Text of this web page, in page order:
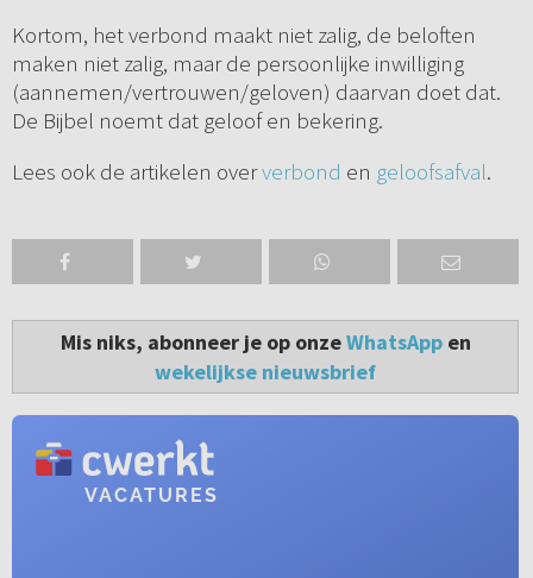
Kortom, het verbond maakt niet zalig, de beloften
maken niet zalig, maar de persoonlijke inwilliging
(aannemen/vertrouwen/geloven) daarvan doet dat.
De Bijbel noemt dat geloof en bekering.
Lees ook de artikelen oververbond en geloofsafval.
Mis niks, abonneer je op onzeWhatsAppen
wekelijkse nieuwsbrief